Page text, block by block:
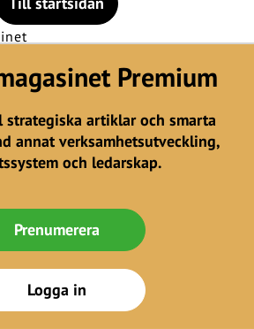
Premium
artiklar och smarta
annat verksamhetsutveckling,
och ledarskap.
Prenumerera
Logga in